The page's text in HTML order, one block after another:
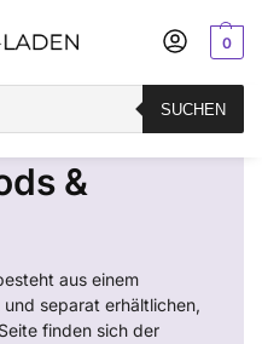
SUCHEN
0
&
aus einem
separat erhältlichen,
finden sich der